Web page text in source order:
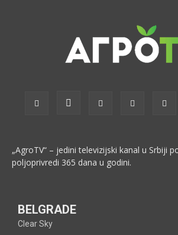
„AgroTV“ – jedini televizijski kanal u Srbiji
poljoprivredi 365 dana u godini.
BELGRADE
Clear Sky